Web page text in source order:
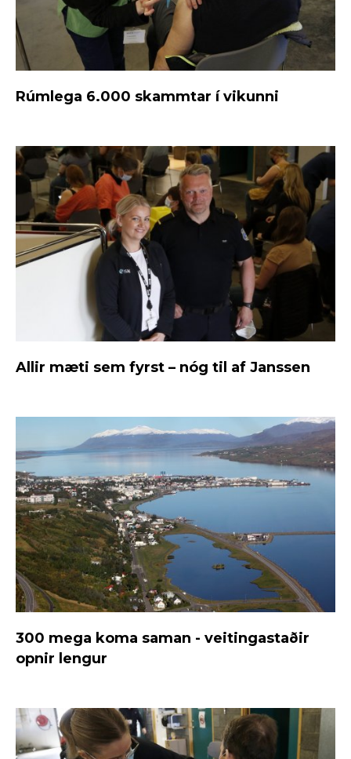
Rúmlega 6.000 skammtar í vikunni
Allir mæti sem fyrst – nóg til af Janssen
300 mega koma saman - veitingastaðir
opnir lengur